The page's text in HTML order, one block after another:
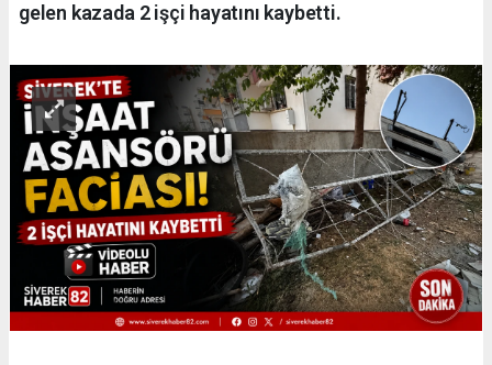
gelen kazada 2 işçi hayatını kaybetti.